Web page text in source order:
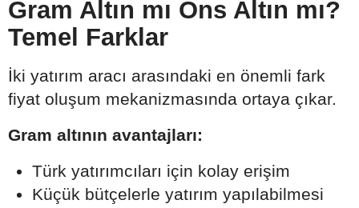
Gram Altın mı Ons Altın mı?
Temel Farklar
İki yatırım aracı arasındaki en önemli fark
fiyat oluşum mekanizmasında ortaya çıkar.
Gram altının avantajları:
Türk yatırımcıları için kolay erişim
Küçük bütçelerle yatırım yapılabilmesi